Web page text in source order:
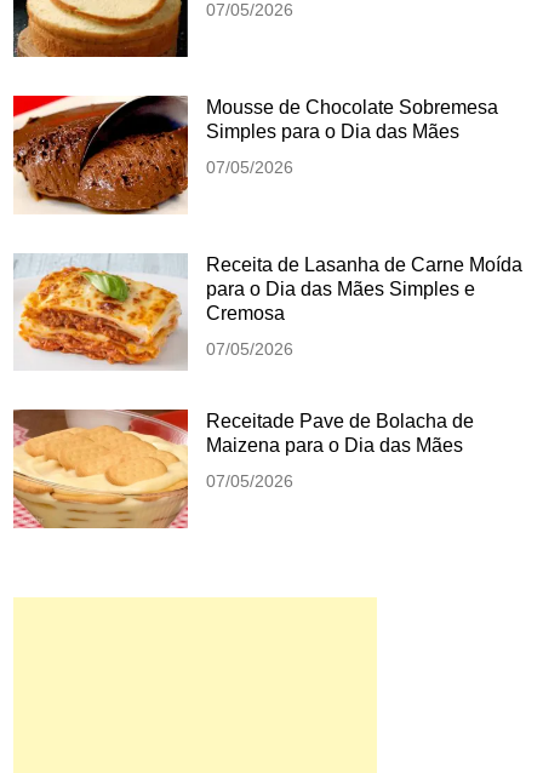
07/05/2026
Mousse de Chocolate Sobremesa
Simples para o Dia das Mães
07/05/2026
Receita de Lasanha de Carne Moída
para o Dia das Mães Simples e
Cremosa
07/05/2026
Receitade Pave de Bolacha de
Maizena para o Dia das Mães
07/05/2026